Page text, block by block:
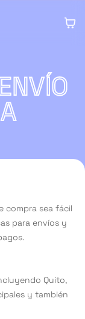
compra sea fácil
para envíos y
Quito,
y también